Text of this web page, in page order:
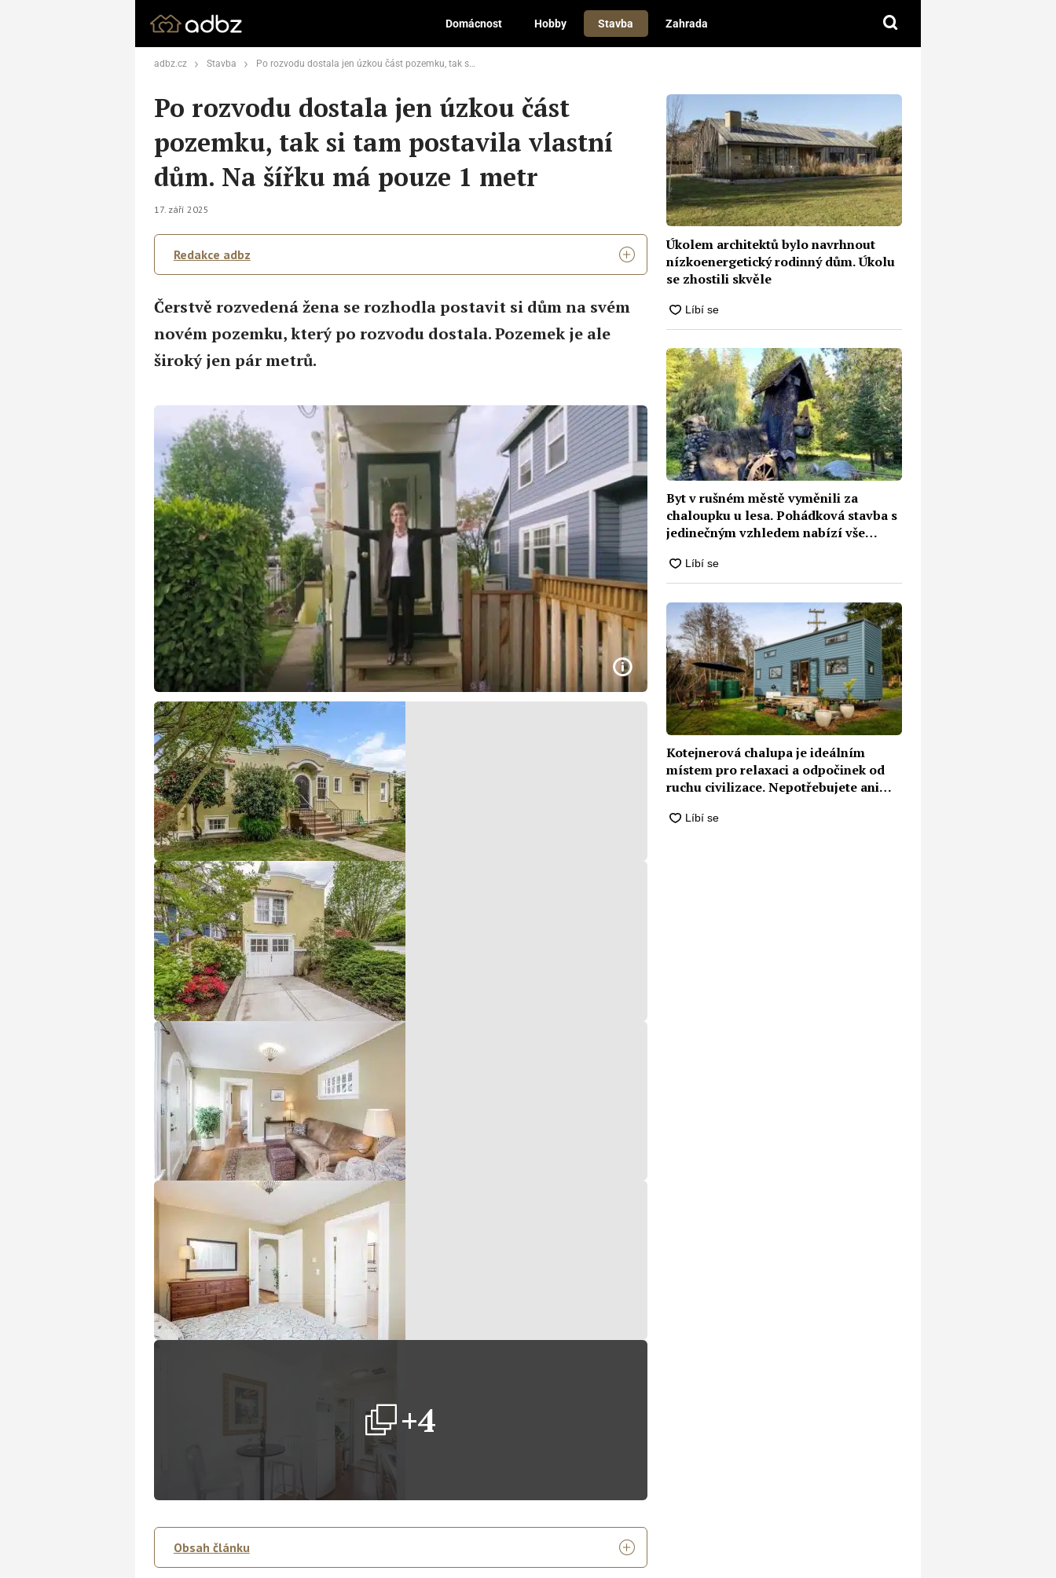
Domácnost Hobby Stavba Zahrada
adbz.cz Stavba Po rozvodu dostala jen úzkou část pozemku, tak si tam postavila vlastní dům. Na šířku má pouze 1 metr
Po rozvodu dostala jen úzkou část
pozemku, tak si tam postavila vlastní
dům. Na šířku má pouze 1 metr
17. září 2025
Redakce adbz
Čerstvě rozvedená žena se rozhodla postavit si dům na svém
novém pozemku, který po rozvodu dostala. Pozemek je ale
široký jen pár metrů.
+4
Obsah článku
Úkolem architektů bylo navrhnout
nízkoenergetický rodinný dům. Úkolu
se zhostili skvěle
Byt v rušném městě vyměnili za
chaloupku u lesa. Pohádková stavba s
jedinečným vzhledem nabízí vše
Kotejnerová chalupa je ideálním
místem pro relaxaci a odpočinek od
ruchu civilizace. Nepotřebujete ani